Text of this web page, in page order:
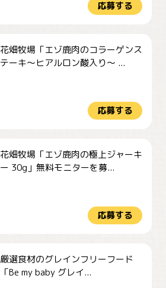
応募する
花畑牧場「エゾ鹿肉のコラーゲンス
テーキ～ヒアルロン酸入り～ ...
応募する
花畑牧場「エゾ鹿肉の極上ジャーキ
ー 30g」無料モニターを募...
応募する
厳選食材のグレインフリーフード
「Be my baby グレイ...